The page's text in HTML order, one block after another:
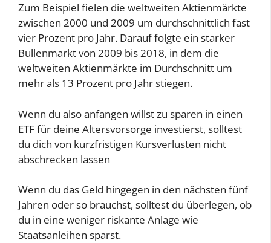
Zum Beispiel fielen die weltweiten Aktienmärkte
zwischen 2000 und 2009 um durchschnittlich fast
vier Prozent pro Jahr. Darauf folgte ein starker
Bullenmarkt von 2009 bis 2018, in dem die
weltweiten Aktienmärkte im Durchschnitt um
mehr als 13 Prozent pro Jahr stiegen.
Wenn du also anfangen willst zu sparen in einen
ETF für deine Altersvorsorge investierst, solltest
du dich von kurzfristigen Kursverlusten nicht
abschrecken lassen
Wenn du das Geld hingegen in den nächsten fünf
Jahren oder so brauchst, solltest du überlegen, ob
du in eine weniger riskante Anlage wie
Staatsanleihen sparst.